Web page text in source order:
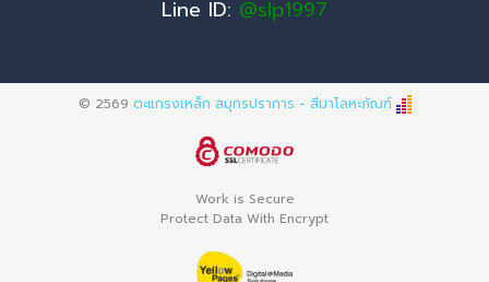
Line ID: @slp1997
© 2569 ตะแกรงเหล็ก สมุทรปราการ - สีมาโลหะภัณฑ์
Work is Secure
Protect Data With Encrypt